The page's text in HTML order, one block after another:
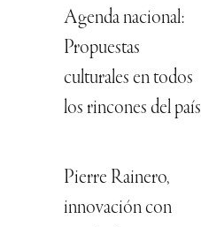
Agenda nacional:
Propuestas
culturales en todos
los rincones del país
Pierre Rainero,
innovación con